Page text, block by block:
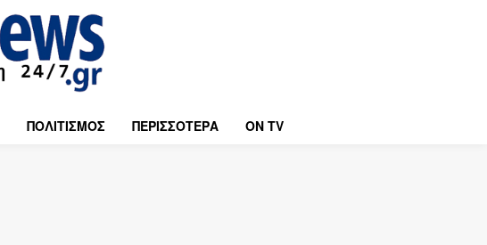
ΠΟΛΙΤΙΣΜΟΣ ΠΕΡΙΣΣΟΤΕΡΑ ON TV